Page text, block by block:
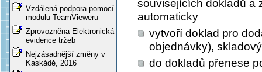
Vzdálená podpora pomocí
modulu TeamVieweru
Zprovozněna Elektronická
evidence tržeb
Nejzásadnější změny v
Kaskádě, 2016
souvisejících dokladů a
automaticky
vytvoří doklad pro
objednávky),
do dokladů přenese